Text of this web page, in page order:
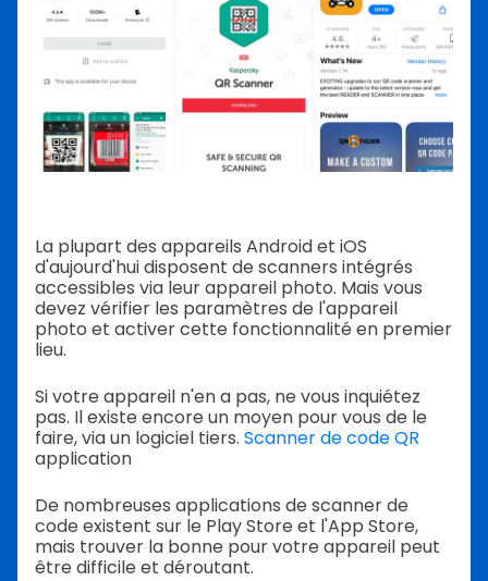
La plupart des appareils Android et iOS
d'aujourd'hui disposent de scanners intégrés
accessibles via leur appareil photo. Mais vous
devez vérifier les paramètres de l'appareil
photo et activer cette fonctionnalité en premier
lieu.
Si votre appareil n'en a pas, ne vous inquiétez
pas. Il existe encore un moyen pour vous de le
faire, via un logiciel tiers. Scanner de code QR
application
De nombreuses applications de scanner de
code existent sur le Play Store et l'App Store,
mais trouver la bonne pour votre appareil peut
être difficile et déroutant.